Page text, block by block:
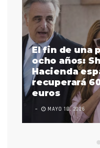
El fin de una
ocho años:
Hacienda
recuperará
euros
MAYO 18, 2026